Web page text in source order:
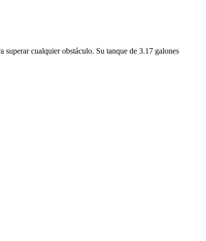
cualquier obstáculo. Su tanque de 3.17 galones